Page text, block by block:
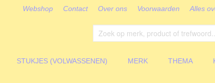
Webshop Contact Over ons Voorwaarden Alles
STUKJES (VOLWASSENEN) MERK THEMA